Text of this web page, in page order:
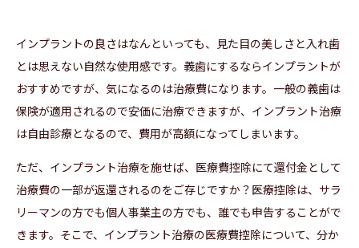
インプラントの良さはなんといっても、見た目の美しさと入れ歯
とは思えない自然な使用感です。義歯にするならインプラントが
おすすめですが、気になるのは治療費になります。一般の義歯は
保険が適用されるので安価に治療できますが、インプラント治療
は自由診療となるので、費用が高額になってしまいます。
ただ、インプラント治療を施せば、医療費控除にて還付金として
治療費の一部が返還されるのをご存じですか？医療控除は、サラ
リーマンの方でも個人事業主の方でも、誰でも申告することがで
きます。そこで、インプラント治療の医療費控除について、分か